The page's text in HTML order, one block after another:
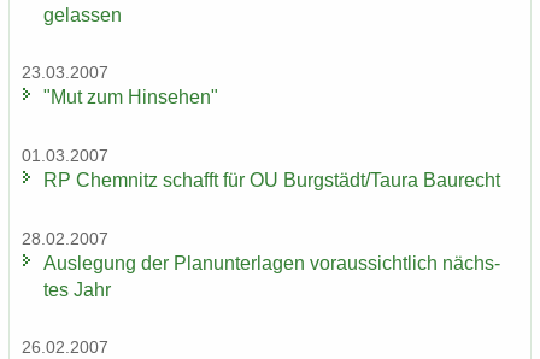
ge­las­sen
23.03.2007
"Mut zum Hin­se­hen"
01.03.2007
RP Chem­nitz schafft für OU Burg­städt/Taura Bau­recht
28.02.2007
Aus­le­gung der Plan­un­ter­la­gen vor­aus­sicht­lich nächs­
tes Jahr
26.02.2007